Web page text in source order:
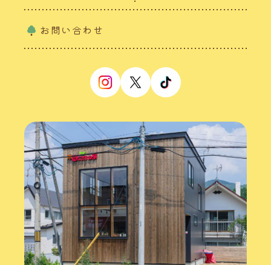
お問い合わせ